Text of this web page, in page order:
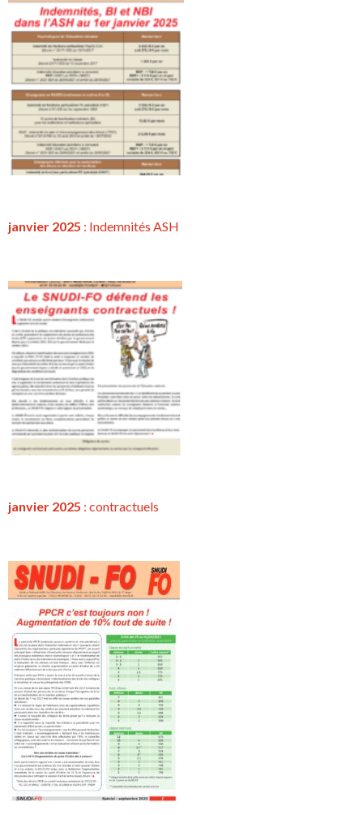
janvier 2025 : Indemnités ASH
janvier 2025 : contractuels